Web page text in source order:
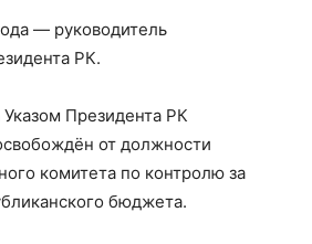
— руководитель
РК.
Указом Президента РК
от должности
комитета по контролю за
бюджета.